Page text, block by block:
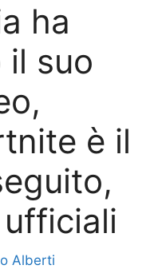
ha
suo
è il
Alberti